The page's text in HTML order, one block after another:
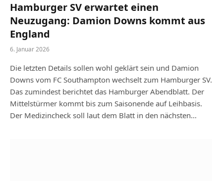
Hamburger SV erwartet einen
Neuzugang: Damion Downs kommt aus
England
6. Januar 2026
Die letzten Details sollen wohl geklärt sein und Damion
Downs vom FC Southampton wechselt zum Hamburger SV.
Das zumindest berichtet das Hamburger Abendblatt. Der
Mittelstürmer kommt bis zum Saisonende auf Leihbasis.
Der Medizincheck soll laut dem Blatt in den nächsten…